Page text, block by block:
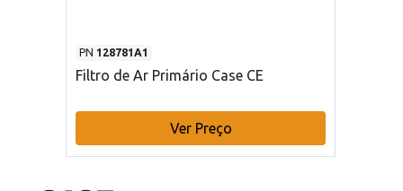
PN 128781A1
Filtro de Ar Primário Case CE
Ver Preço